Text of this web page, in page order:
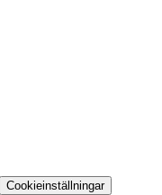
Cookieinställningar